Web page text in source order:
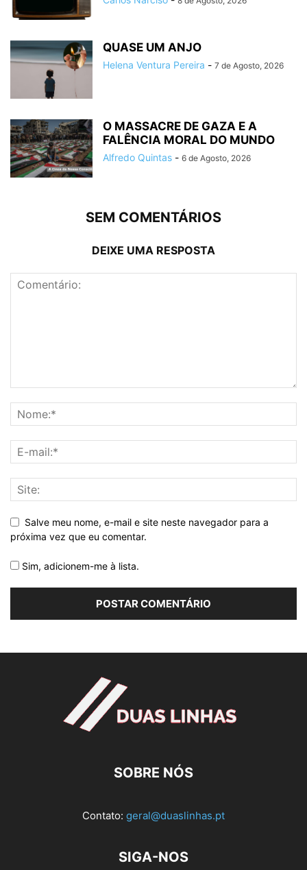
QUASE UM ANJO
Helena Ventura Pereira - 7 de Agosto, 2026
O MASSACRE DE GAZA E A
FALÊNCIA MORAL DO MUNDO
Alfredo Quintas - 6 de Agosto, 2026
SEM COMENTÁRIOS
DEIXE UMA RESPOSTA
Salve meu nome, e-mail e site neste navegador para a
próxima vez que eu comentar.
Sim, adicionem-me à lista.
SOBRE NÓS
Contato: geral@duaslinhas.pt
SIGA-NOS